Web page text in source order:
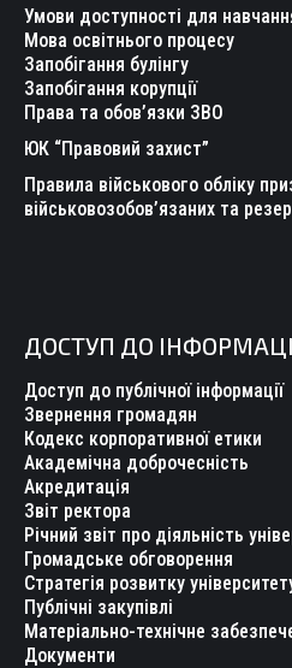
Умови доступності для
Мова освітнього процесу
Запобігання булінгу
Запобігання корупції
Права та обов’язки ЗВО
ЮК “Правовий захист”
Правила військового обліку
військовозобов’язаних та
ДОСТУП ДО
Доступ до публічної інформації
Звернення громадян
Кодекс корпоративної етики
Академічна доброчесність
Акредитація
Звіт ректора
Річний звіт про діяльність
Громадське обговорення
Стратегія розвитку
Публічні закупівлі
Матеріально-технічне
Документи